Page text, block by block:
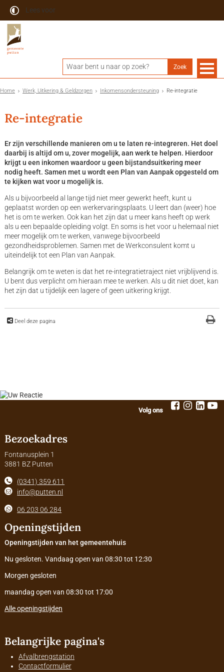
Lees voor
Home Werk, Uitkering & Geldzorgen Inkomensondersteuning Re-integratie
Re-integratie
Er zijn verschillende manieren om u te laten re-integreren. Het doel
daarbij is altijd om u, zover mogelijk, aan werk te helpen. Hierdoor
krijgt u een inkomen waardoor u geen bijstandsuitkering meer
nodig heeft. Samen met u wordt een Plan van Aanpak opgesteld om
te kijken wat voor u mogelijk is.
Als u bijvoorbeeld al lange tijd niet meer gewerkt heeft, kunt u
geplaatst worden op een werkervaringsplaats. U leert dan (weer) hoe
het is om te werken. Ook kan het zijn dat u meer kans heeft op werk
als u een bepaalde opleiding volgt. En soms is het voor u helemaal niet
meer mogelijk om te werken, vanwege bijvoorbeeld
gezondheidsproblemen. Samen met de Werkconsulent komt u
uiteindelijk tot een Plan van Aanpak.
Belangrijk om te weten is dat het re-integratietraject niet vrijblijvend is.
U bent dus verplicht om hieraan mee te werken. Als u dit niet doet, kan
het zijn dat u tijdelijk een lagere of geen uitkering krijgt.
Deel deze pagina
Volg ons
Bezoekadres
Fontanusplein 1
3881 BZ Putten
(0341) 359 611
info@putten.nl
06 203 06 284
Openingstijden
Openingstijden van het gemeentehuis
Nu gesloten. Vandaag open van 08:30 tot 12:30
Morgen gesloten
maandag open van 08:30 tot 17:00
Alle openingstijden
Belangrijke pagina's
Afvalbrengstation
Contactformulier